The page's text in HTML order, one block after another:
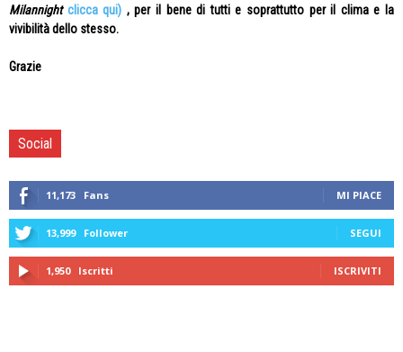
Milannight clicca qui) , per il bene di tutti e soprattutto per il clima e la
vivibilità dello stesso.
Grazie
Social
11,173 Fans MI PIACE
13,999 Follower SEGUI
1,950 Iscritti ISCRIVITI